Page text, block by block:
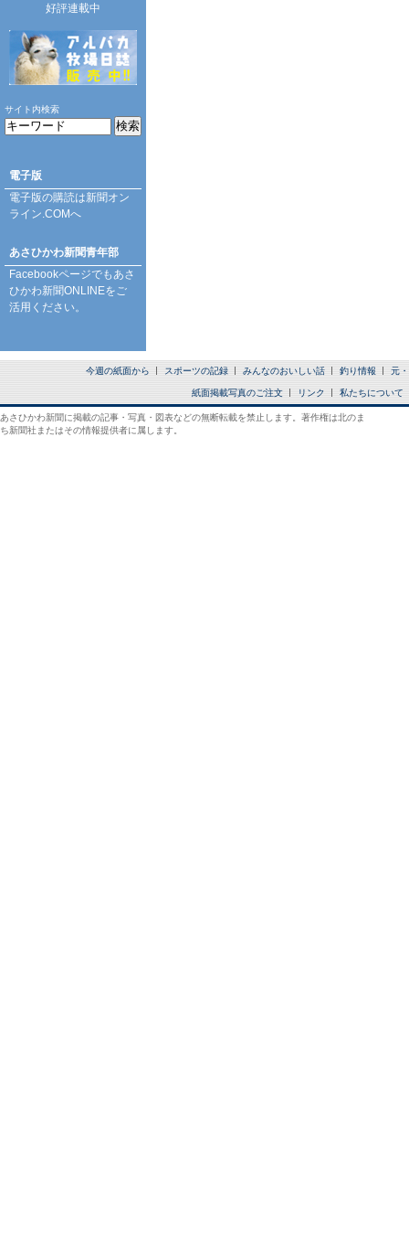
好評連載中
サイト内検索
電子版
電子版の購読は新聞オン
ライン.COMへ
あさひかわ新聞青年部
Facebookページでもあさ
ひかわ新聞ONLINEをご
活用ください。
今週の紙面から スポーツの記録 みんなのおいしい話 釣り情報 元
紙面掲載写真のご注文 リンク 私たちについて
あさひかわ新聞に掲載の記事・写真・図表などの無断転載を禁止します。著作権は北のま
ち新聞社またはその情報提供者に属します。